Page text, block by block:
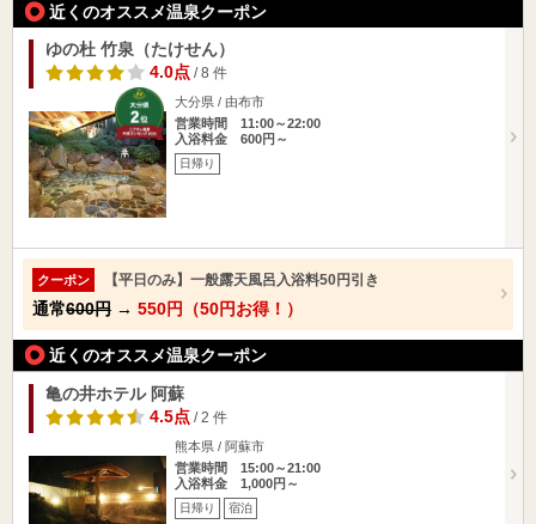
近くのオススメ温泉クーポン
ゆの杜 竹泉（たけせん）
4.0点/ 8 件
大分県 / 由布市
営業時間 11:00～22:00
入浴料金 600円～
日帰り
クーポン 【平日のみ】一般露天風呂入浴料50円引き
通常600円 → 550円（50円お得！）
近くのオススメ温泉クーポン
亀の井ホテル 阿蘇
4.5点/ 2 件
熊本県 / 阿蘇市
営業時間 15:00～21:00
入浴料金 1,000円～
日帰り 宿泊